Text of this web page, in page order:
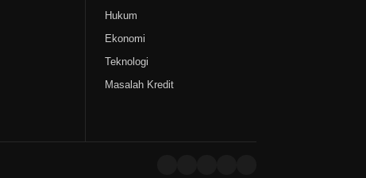
Hukum
Ekonomi
Teknologi
Masalah Kredit